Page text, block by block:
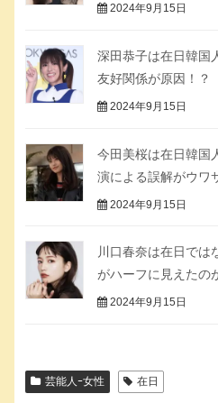
2024年9月15日
深田恭子は在日韓国
友好関係が原因！？
2024年9月15日
今田美桜は在日韓国
演による誤解がウワ
2024年9月15日
川口春奈は在日では
がハーフに見えたの
2024年9月15日
芸能人ｰ女性 在日